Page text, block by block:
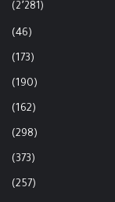
(2٬281)
(46)
(173)
(190)
(162)
(298)
(373)
(257)